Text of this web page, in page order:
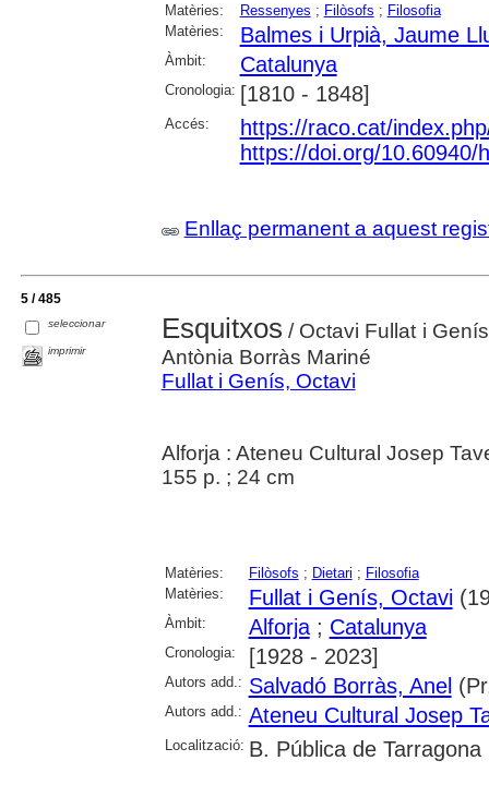
Matèries: Ressenyes ; Filòsofs ; Filosofia
Matèries:
Balmes i Urpià, Jaume
Àmbit: Catalunya
Cronologia: [1810 - 1848]
Accés:
https://raco.cat/
https://doi.org/10.60940/
Enllaç permanent a aquest
5 / 485
seleccionar
imprimir
Esquitxos / Octavi Fullat i
Antònia Borràs Mariné
Fullat i Genís, Octavi
Alforja : Ateneu Cultural Josep
155 p. ; 24 cm
Matèries: Filòsofs ; Dietari ; Filosofia
Matèries:
Fullat i Genís, Octavi
Àmbit: Alforja; Catalunya
Cronologia: [1928 - 2023]
Autors add.: Salvadó Borràs, Anel
Autors add.: Ateneu Cultural Josep
Localització: B. Pública de Tarragona